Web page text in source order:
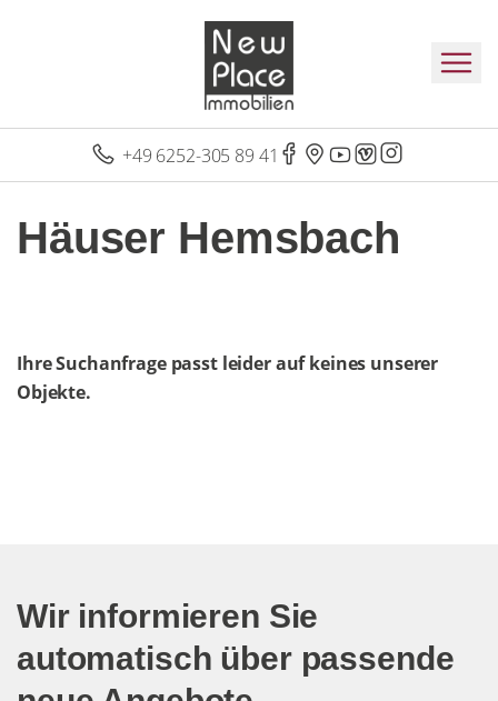
+49 6252-305 89 41
Häuser Hemsbach
Ihre Suchanfrage passt leider auf keines unserer
Objekte.
Wir informieren Sie
automatisch über passende